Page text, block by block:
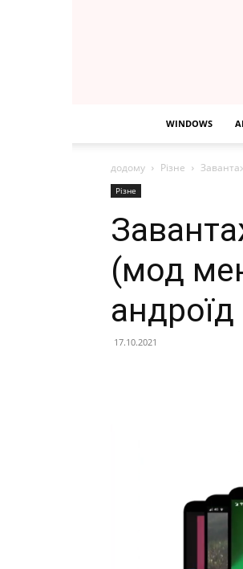
WINDOWS
додому Різне
Різне
(мод
андроїд
17.10.2021